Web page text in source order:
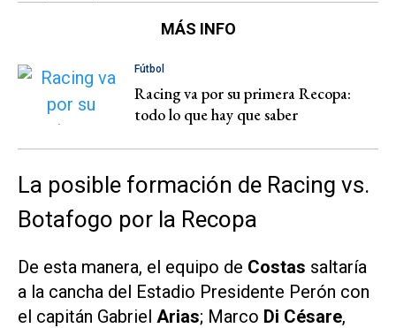
MÁS INFO
Fútbol
Racing va por su primera Recopa:
todo lo que hay que saber
La posible formación de Racing vs.
Botafogo por la Recopa
De esta manera, el equipo de Costas saltaría
a la cancha del Estadio Presidente Perón con
el capitán Gabriel Arias; Marco Di Césare,